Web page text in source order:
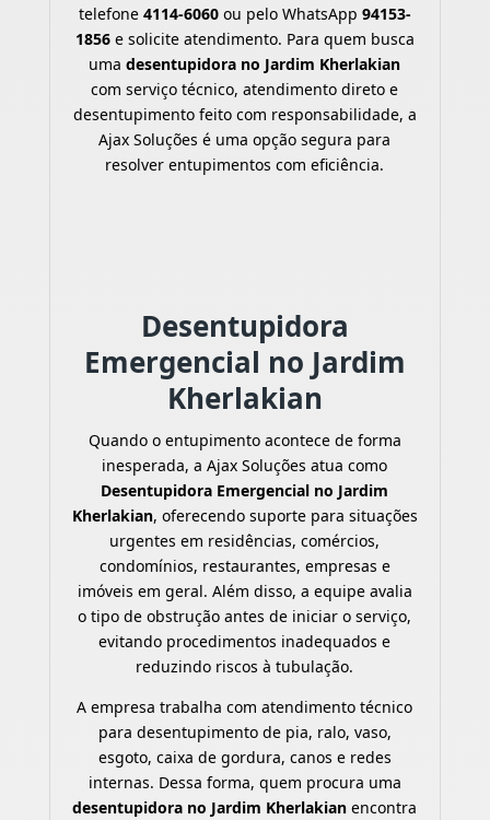
telefone 4114-6060ou pelo WhatsApp 94153-
1856e solicite atendimento. Para quem busca
umadesentupidora no Jardim Kherlakian
com serviço técnico, atendimento direto e
desentupimento feito com responsabilidade, a
Ajax Soluções é uma opção segura para
resolver entupimentos com eficiência.
Desentupidora
Emergencial no Jardim
Kherlakian
Quando o entupimento acontece de forma
inesperada, a Ajax Soluções atua como
Desentupidora Emergencial no Jardim
Kherlakian, oferecendo suporte para situações
urgentes em residências, comércios,
condomínios, restaurantes, empresas e
imóveis em geral. Além disso, a equipe avalia
o tipo de obstrução antes de iniciar o serviço,
evitando procedimentos inadequados e
reduzindo riscos à tubulação.
A empresa trabalha com atendimento técnico
para desentupimento de pia, ralo, vaso,
esgoto, caixa de gordura, canos e redes
internas. Dessa forma, quem procura uma
desentupidora no Jardim Kherlakian encontra